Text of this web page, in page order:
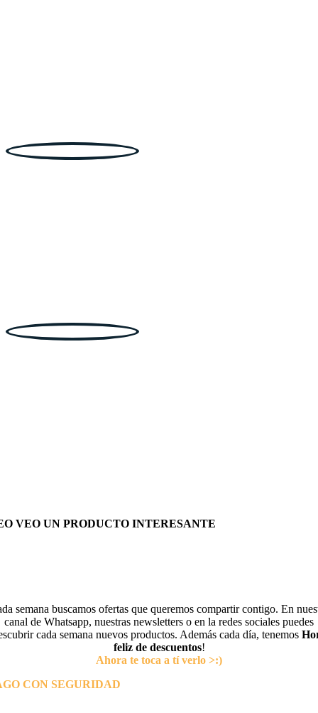
VEO UN PRODUCTO INTERESANTE
semana buscamos ofertas que queremos compartir contigo. En
canal de Whatsapp, nuestras newsletters o en la redes sociales puedes
cada semana nuevos productos. Además cada día, tenemos
feliz de descuentos!
Ahora te toca a tí verlo >:)
CON SEGURIDAD